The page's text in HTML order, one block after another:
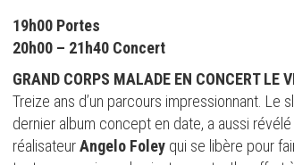
19h00 Portes
20h00 – 21h40 Concert
GRAND CORPS MALADE EN CONCERT LE
Treize ans d’un parcours impressionnant. Le
dernier album concept en date, a aussi
réalisateurAngelo Foley qui se libère pour